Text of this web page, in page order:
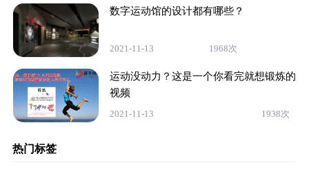
数字运动馆的设计都有哪些？
2021-11-13 1968次
运动没动力？这是一个你看完就想锻炼的
视频
2021-11-13 1938次
热门标签